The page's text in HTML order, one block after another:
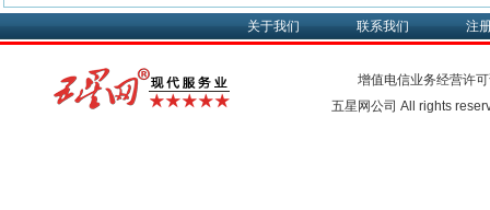
关于我们 联系我们 注
增值电信业务经营许
五星网公司 All rights